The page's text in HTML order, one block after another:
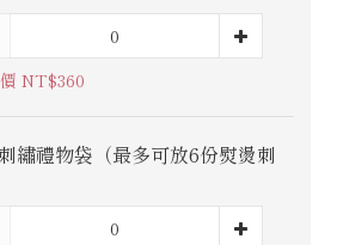
NT$360
繡禮物袋（最多可放6份熨燙刺